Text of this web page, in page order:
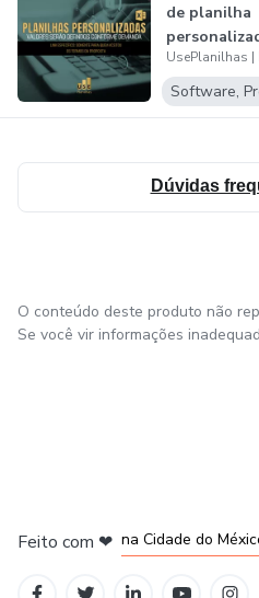
de planilha
Dúvidas
O conteúdo deste produto não
Se você vir informações
Feito com ❤ na Cidade do